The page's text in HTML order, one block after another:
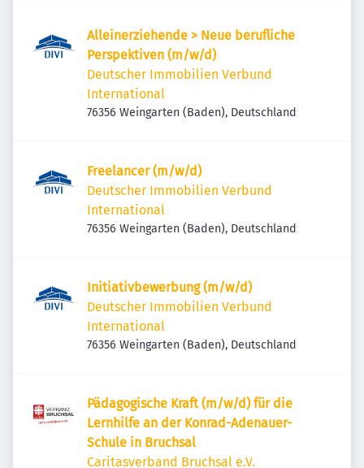
Alleinerziehende > Neue berufliche
Perspektiven (m/w/d)
Deutscher Immobilien Verbund
International
76356 Weingarten (Baden), Deutschland
Freelancer (m/w/d)
Deutscher Immobilien Verbund
International
76356 Weingarten (Baden), Deutschland
Initiativbewerbung (m/w/d)
Deutscher Immobilien Verbund
International
76356 Weingarten (Baden), Deutschland
Pädagogische Kraft (m/w/d) für die
Lernhilfe an der Konrad-Adenauer-
Schule in Bruchsal
Caritasverband Bruchsal e.V.